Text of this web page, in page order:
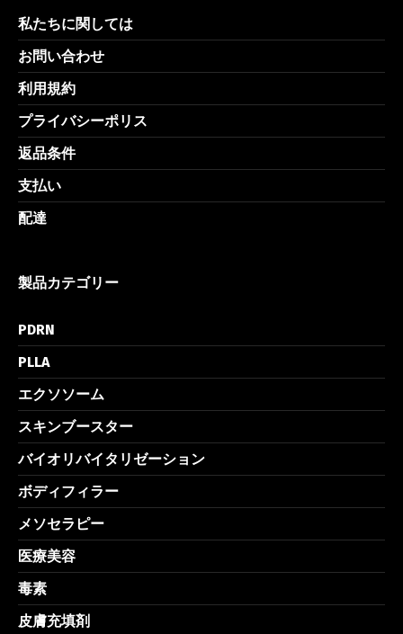
私たちに関しては
お問い合わせ
利用規約
プライバシーポリス
返品条件
支払い
配達
製品カテゴリー
PDRN
PLLA
エクソソーム
スキンブースター
バイオリバイタリゼーション
ボディフィラー
メソセラピー
医療美容
毒素
皮膚充填剤